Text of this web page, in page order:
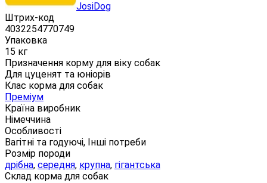
JosiDog
Штрих-код
4032254770749
Упаковка
15 кг
Призначення корму для віку собак
Для цуценят та юніорів
Клас корма для собак
Преміум
Країна виробник
Німеччина
Особливості
Вагітні та годуючі, Інші потреби
Розмір породи
дрібна, середня, крупна, гігантська
Склад корма для собак